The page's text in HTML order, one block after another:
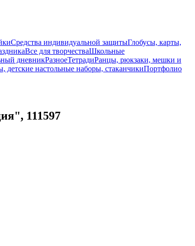
Средства индивидуальной защитыГлобусы, карты,
Все для творчестваШкольные
дневникРазноеТетрадиРанцы, рюкзаки, мешки и
детские настольные наборы, стаканчикиПортфолио
111597